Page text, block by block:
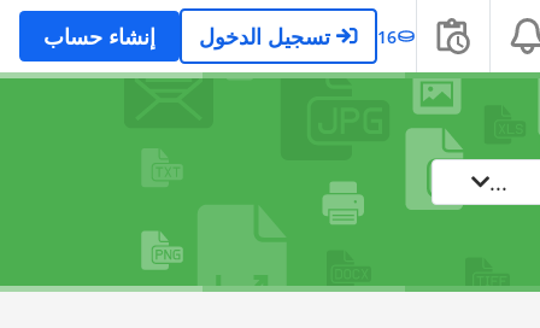
16 تسجيل الدخول إنشاء حساب
...